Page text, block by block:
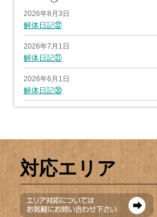
2026年8月3日
解体日記㉜
2026年7月1日
解体日記㉛
2026年6月1日
解体日記㉚
対応エリア